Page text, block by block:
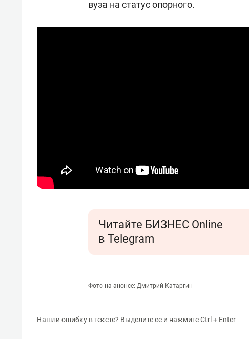
вуза на статус опорного.
Читайте БИЗНЕС Online
в Telegram
Фото на анонсе: Дмитрий Катаргин
Нашли ошибку в тексте? Выделите ее и нажмите Ctrl + Enter